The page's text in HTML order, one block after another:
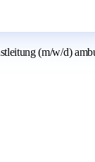
(m/w/d)